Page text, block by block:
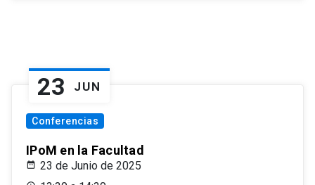
23 JUN
Conferencias
IPoM en la Facultad
23 de Junio de 2025